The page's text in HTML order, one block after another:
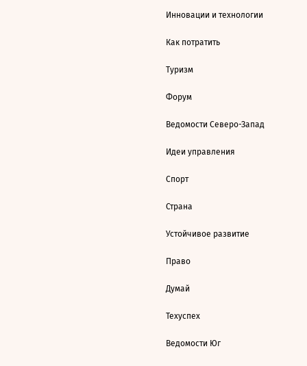
Инновации и технологии
Как потратить
Туризм
Форум
Ведомости Северо-Запад
Идеи управления
Спорт
Страна
Устойчивое развитие
Право
Думай
Техуспех
Ведомости Юг